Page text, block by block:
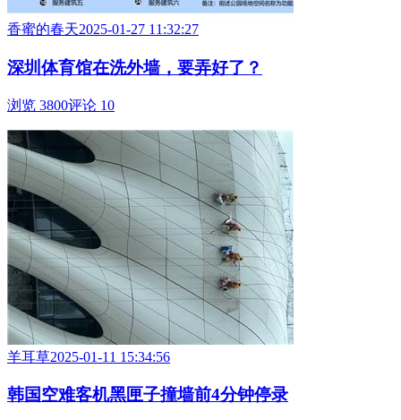
香蜜的春天2025-01-27 11:32:27
深圳体育馆在洗外墙，要弄好了？
浏览 3800评论 10
羊耳草2025-01-11 15:34:56
韩国空难客机黑匣子撞墙前4分钟停录